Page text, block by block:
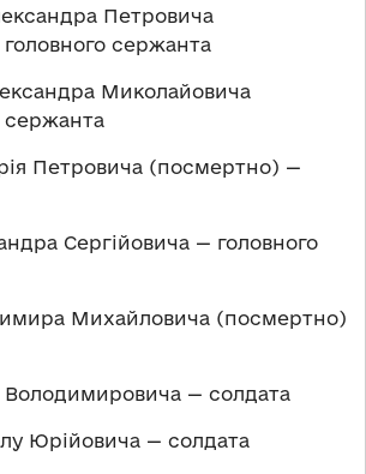
Петровича
сержанта
Миколайовича
Петровича (посмертно) —
Сергійовича — головного
Михайловича (посмертно)
Володимировича — солдата
Юрійовича — солдата